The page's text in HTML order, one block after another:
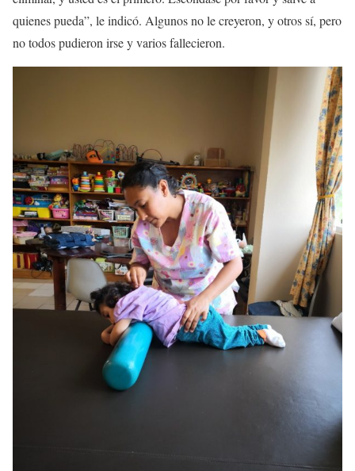
quienes pueda”, le indicó. Algunos no le creyeron, y otros sí, pero
no todos pudieron irse y varios fallecieron.